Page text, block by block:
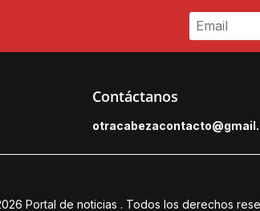
Contáctanos
otracabezacontacto@gmail.
Portal de noticias . Todos los derechos